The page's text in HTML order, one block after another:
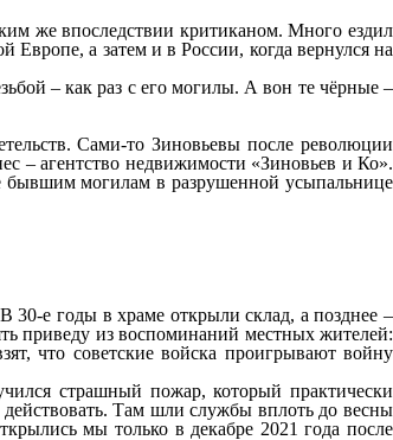
же впоследствии критиканом. Много ездил
а затем и в России, когда вернулся на
– как раз с его могилы. А вон те чёрные –
Сами-то Зиновьевы после революции
– агентство недвижимости «Зиновьев и Ко».
бывшим могилам в разрушенной усыпальнице
30-е годы в храме открыли склад, а позднее –
приведу из воспоминаний местных жителей:
что советские войска проигрывают войну
страшный пожар, который практически
Там шли службы вплоть до весны
мы только в декабре 2021 года после